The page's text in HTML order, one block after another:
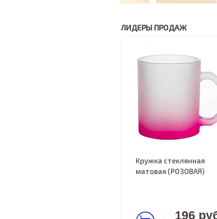
ЛИДЕРЫ ПРОДАЖ
Кружка стеклянная
матовая (РОЗОВАЯ)
196